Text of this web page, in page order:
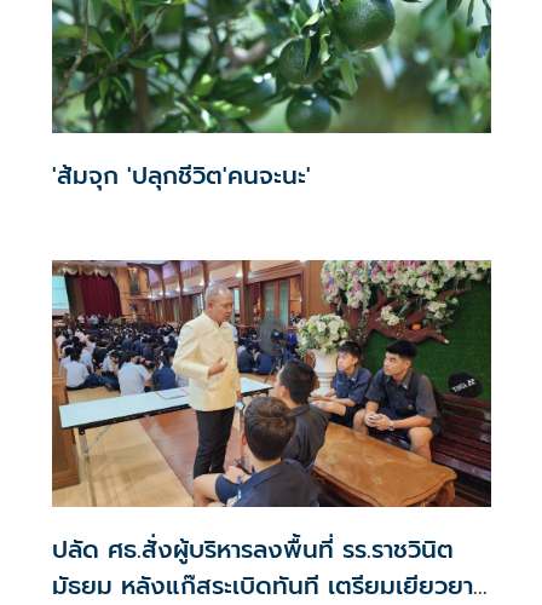
'ส้มจุก 'ปลุกชีวิต'คนจะนะ'
ปลัด ศธ.สั่งผู้บริหารลงพื้นที่ รร.ราชวินิต
มัธยม หลังแก๊สระเบิดทันที เตรียมเยียวยา